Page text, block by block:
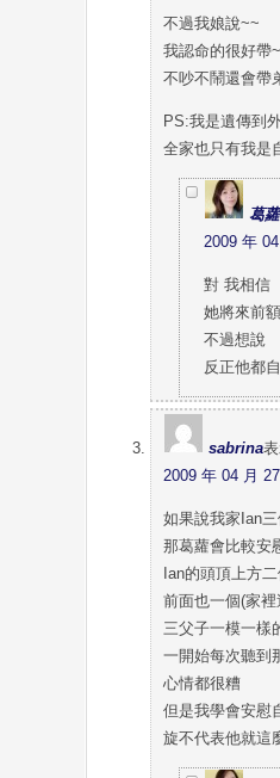
不過我娘說~~
我認命的很好帶
不吵不鬧還會帶
PS:我是遺傳到
全家也只有我是
葛蘿
2009 年
對 我相信
她將來前
不過想說
反正他都
sabrina
2009 年 04 月
如果說我家Ian三
那葛蘿會比較安
Ian的頭頂上方二
前面也一個(家
三父子一模一樣
一開始每次聽到
心情都很糟
但是我學會安慰
旋不代表他就這